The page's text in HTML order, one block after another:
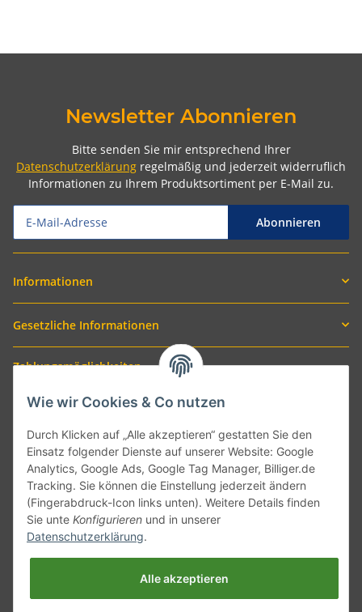
Newsletter Abonnieren
Bitte senden Sie mir entsprechend Ihrer
Datenschutzerklärung regelmäßig und jederzeit widerruflich
Informationen zu Ihrem Produktsortiment per E-Mail zu.
Abonnieren
Informationen
Gesetzliche Informationen
Zahlungsmöglichkeiten
Versand mit
Wie wir Cookies & Co nutzen
Durch Klicken auf „Alle akzeptieren“ gestatten Sie den
Einsatz folgender Dienste auf unserer Website: Google
Analytics, Google Ads, Google Tag Manager, Billiger.de
Tracking. Sie können die Einstellung jederzeit ändern
(Fingerabdruck-Icon links unten). Weitere Details finden
Sie unte Konfigurieren und in unserer
Datenschutzerklärung.
Alle akzeptieren